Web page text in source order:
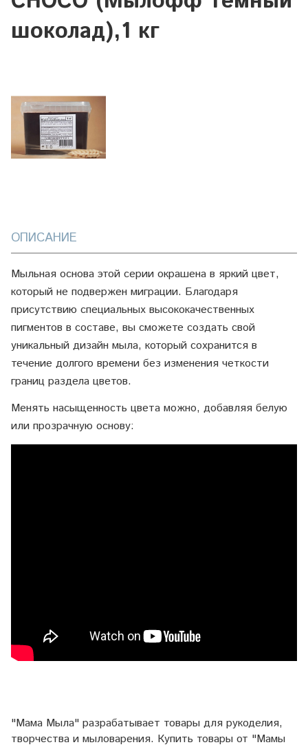
шоколад),1 кг
ОПИСАНИЕ
Мыльная основа этой серии окрашена в яркий цвет,
который не подвержен миграции. Благодаря
присутствию специальных высококачественных
пигментов в составе, вы сможете создать свой
уникальный дизайн мыла, который сохранится в
течение долгого времени без изменения четкости
границ раздела цветов.
Менять насыщенность цвета можно, добавляя белую
или прозрачную основу:
"Мама Мыла" разрабатывает товары для рукоделия,
творчества и мыловарения. Купить товары от "Мамы